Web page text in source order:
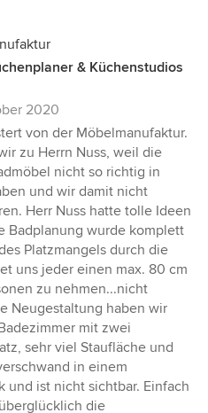
& Küchenstudios
2020
von der Möbelmanufaktur.
zu Herrn Nuss, weil die
nicht so richtig in
und wir damit nicht
Herr Nuss hatte tolle Ideen
Badplanung wurde komplett
Platzmangels durch die
uns jeder einen max. 80 cm
zu nehmen...nicht
Neugestaltung haben wir
mit zwei
sehr viel Staufläche und
in einem
und ist nicht sichtbar. Einfach
die